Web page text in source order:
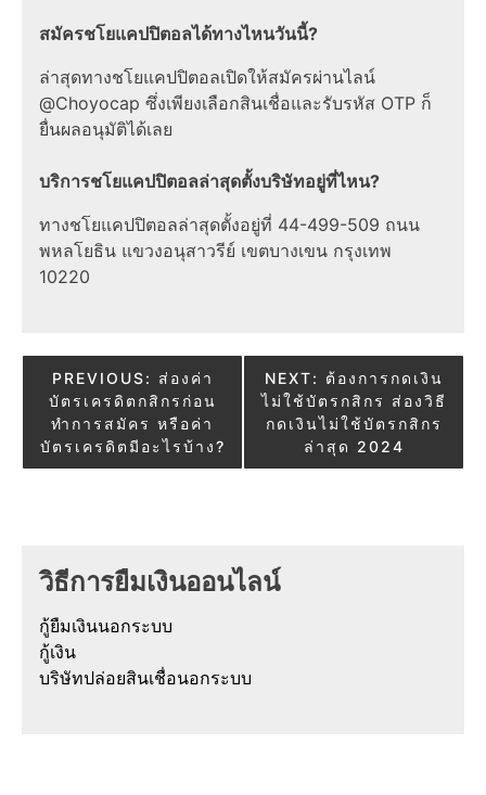
สมัครชโยแคปปิตอลได้ทางไหนวันนี้?
ล่าสุดทางชโยแคปปิตอลเปิดให้สมัครผ่านไลน์
@Choyocap ซึ่งเพียงเลือกสินเชื่อและรับรหัส OTP ก็
ยื่นผลอนุมัติได้เลย
บริการชโยแคปปิตอลล่าสุดตั้งบริษัทอยู่ที่ไหน?
ทางชโยแคปปิตอลล่าสุดตั้งอยู่ที่ 44-499-509 ถนน
พหลโยธิน แขวงอนุสาวรีย์ เขตบางเขน กรุงเทพ
10220
Post
navigation
PREVIOUS: ส่องค่า
บัตรเครดิตกสิกรก่อน
ทำการสมัคร หรือค่า
บัตรเครดิตมีอะไรบ้าง?
NEXT: ต้องการกดเงิน
ไม่ใช้บัตรกสิกร ส่องวิธี
กดเงินไม่ใช้บัตรกสิกร
ล่าสุด 2024
วิธีการยืมเงินออนไลน์
กู้ยืมเงินนอกระบบ
กู้เงิน
บริษัทปล่อยสินเชื่อนอกระบบ